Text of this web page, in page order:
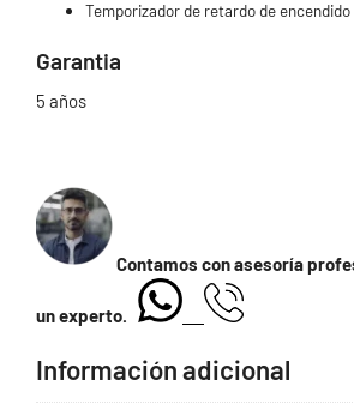
Temporizador de retardo de encendido
Garantia
5 años
Contamos con asesoría
un experto.
Información adicional